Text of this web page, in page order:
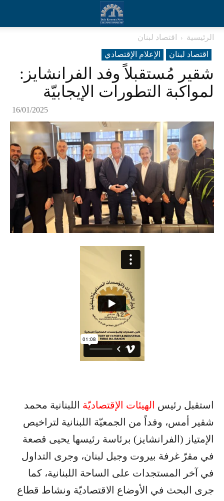
الرئيسية
اقتصاد لبنان
اقتصاد لبنان
الإعلام الإقتصادي
شقير مُستقبلاً وفد الفرانشايز:
لمواكبة التطورات الإيجابيّة
16/01/2025
استقبل رئيس الهيئات الإقتصاديّة اللبنانية محمد
شقير أمس، وفداً من الجمعيّة اللبنانية لتراخيص
الإمتياز (الفرانشايز) برئاسة رئيسها يحيى قصعة
في مقرّ غرفة بيروت وجبل لبنان، وجرى التداول
في آخر المستجدات على الساحة اللبنانية، كما
جرى البحث في الأوضاع الاقتصاديّة ونشاط قطاع